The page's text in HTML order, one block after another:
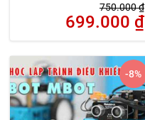
750.000₫
699.000 ₫
-8%